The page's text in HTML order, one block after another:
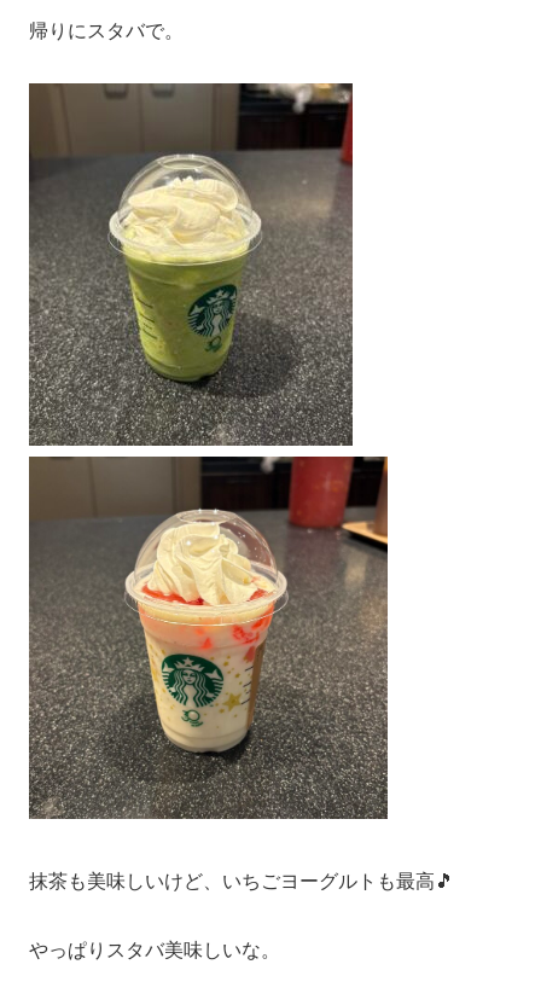
帰りにスタバで。
抹茶も美味しいけど、いちごヨーグルトも最高🎵
やっぱりスタバ美味しいな。